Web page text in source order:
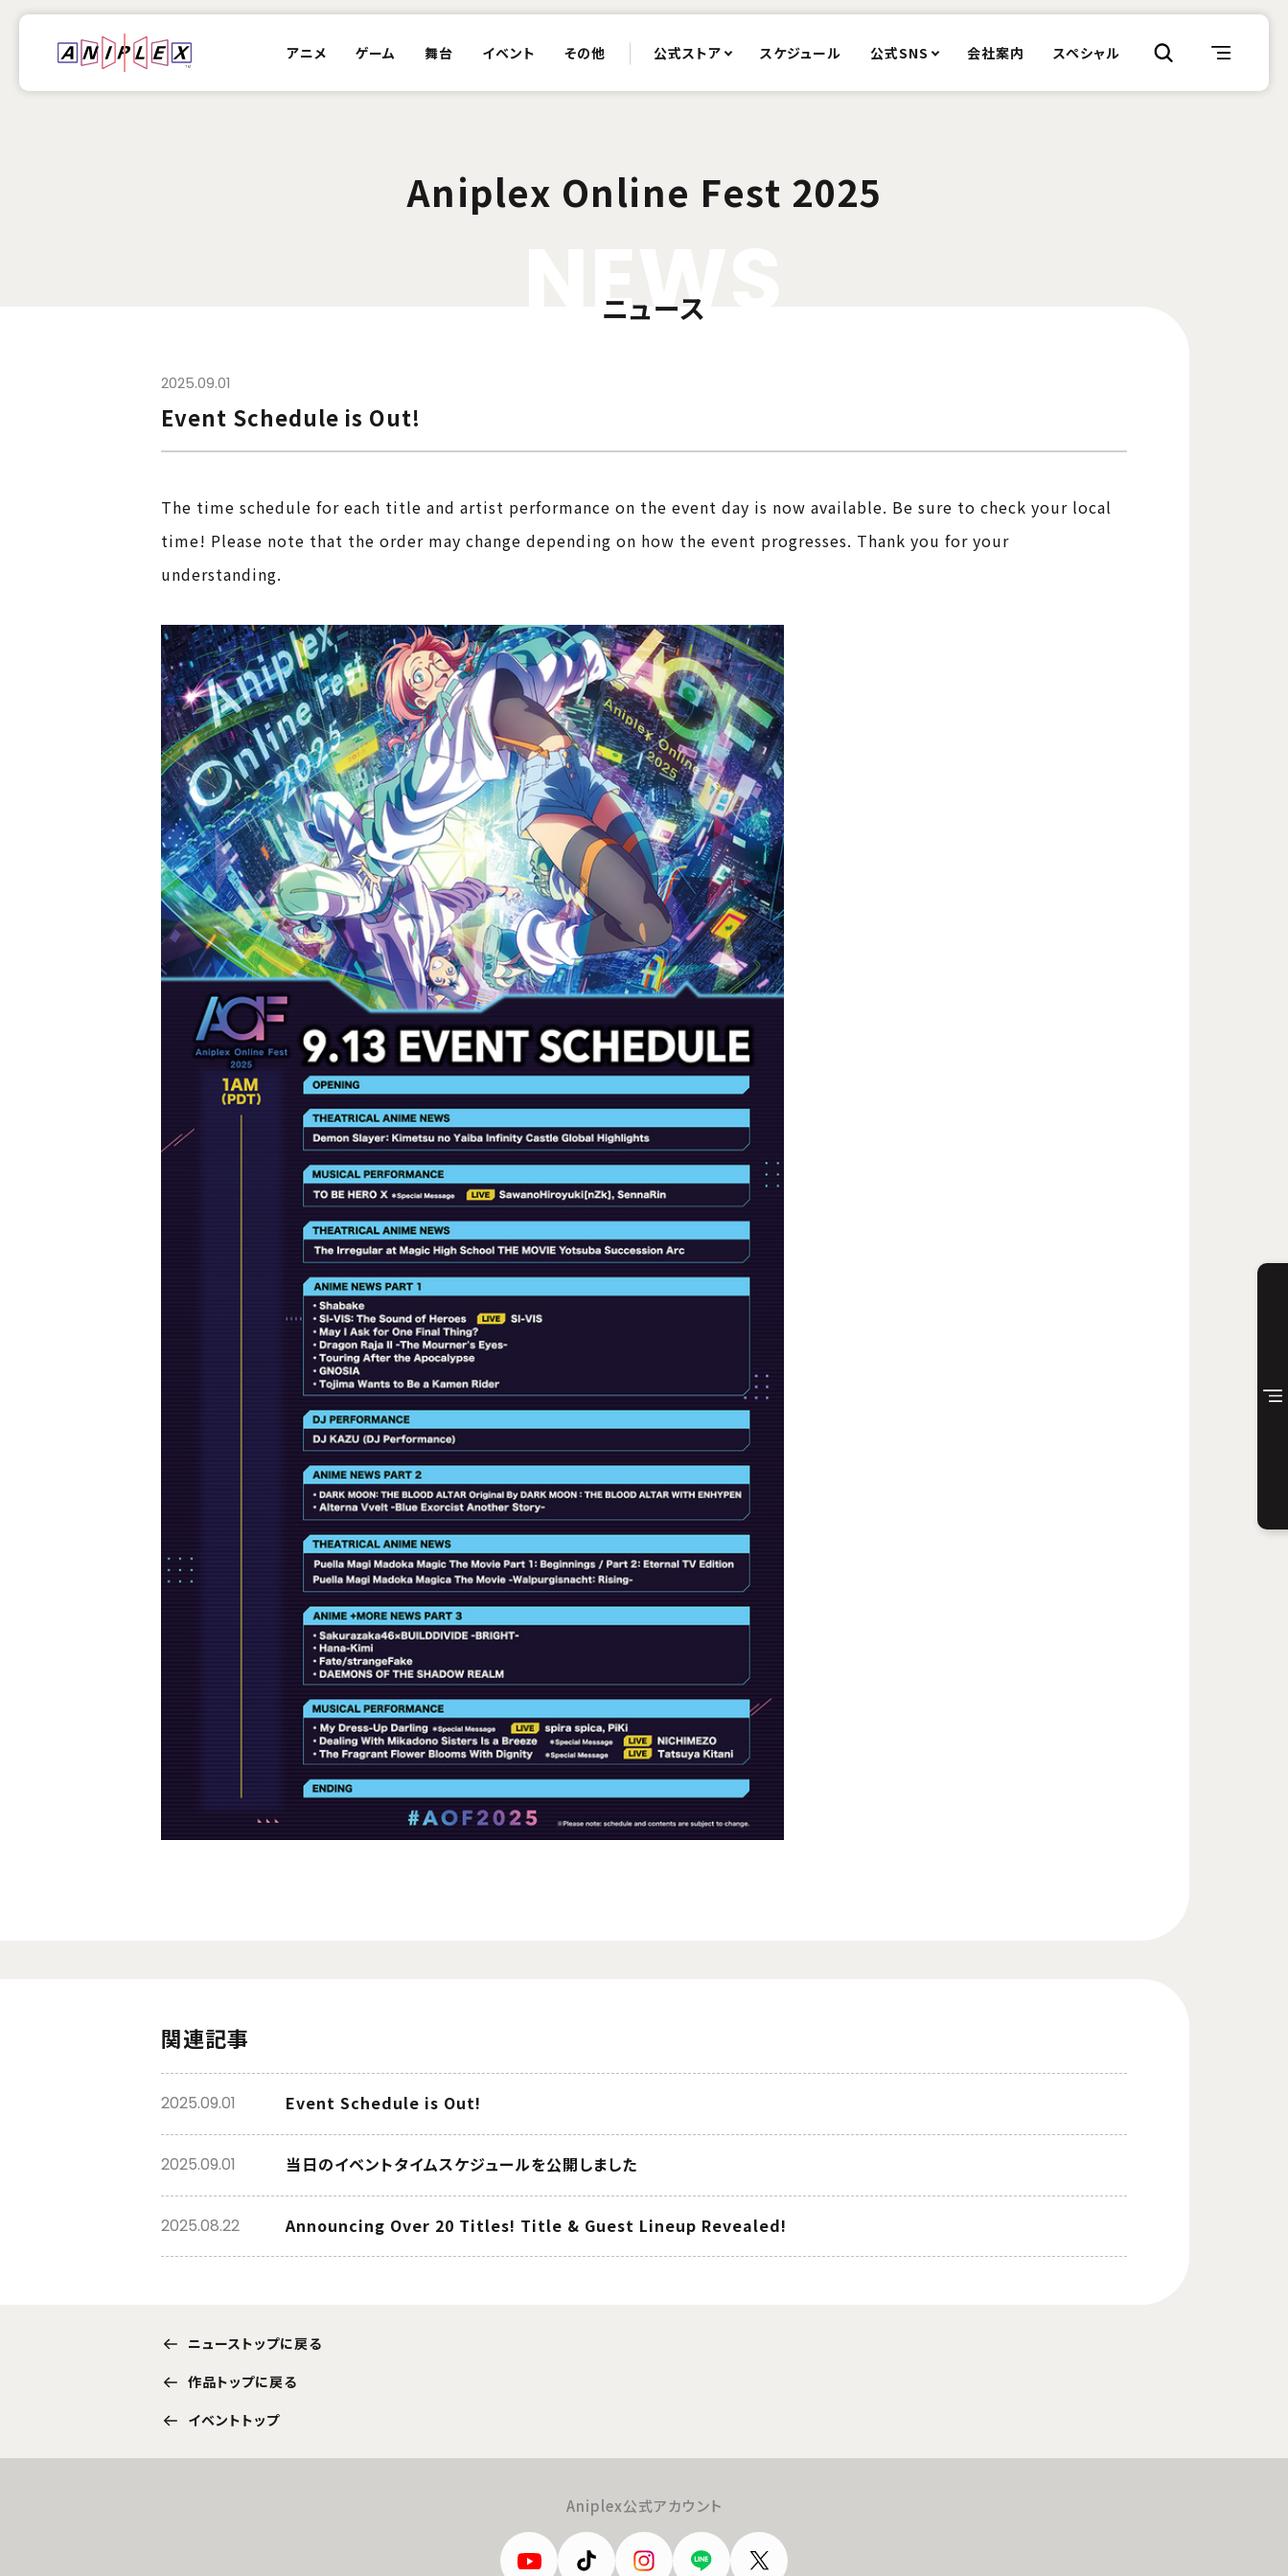
アニメ ゲーム 舞台 イベント その他 公式ストア スケジュール 公式SNS 会社案内 スペシャル
Aniplex Online Fest 2025
EW
ニュース
2025.09.01
Event Schedule is Out!
The time schedule for each title and artist performance on the event day is now available. Be sure to check your local
time! Please note that the order may change depending on how the event progresses. Thank you for your
understanding.
関連記事
Event Schedule is Out!
2025.09.01
当日のイベントタイムスケジュールを公開しました
2025.09.01
Announcing Over 20 Titles! Title & Guest Lineup Revealed!
2025.08.22
ニューストップに戻る
作品トップに戻る
イベントトップ
Aniplex公式アカウント